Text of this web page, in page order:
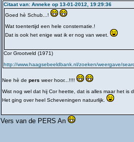
Citaat van: Anneke op 13-01-2012, 19:29:36
Goed hè Schub...!
Wat toentertijd een hele consternatie.!
Dat is ook het enige wat ik er nog van weet.
Cor Grootveld (1971)
http://www.haagsebeeldbank.nl/zoeken/weergave/
Nee hè de pers weer hoor...!!!!
Wist nog wel dat hij Cor heette, dat is alles maar het is
Het ging over heel Scheveningen natuurlijk.
Vers van de PERS An